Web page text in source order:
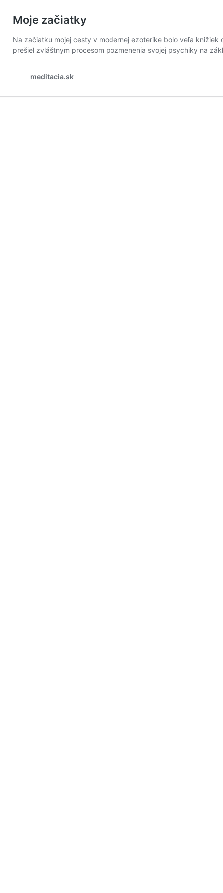
Moje začiatky
Na začiatku mojej cesty v modernej ezoterike bolo veľa
prešiel zvláštnym procesom pozmenenia svojej psychiky na
meditacia.sk